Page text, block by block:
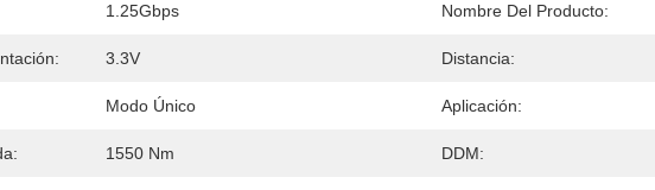
1.25Gbps Nombre Del Producto:
3.3V Distancia:
Modo Único Aplicación:
1550 Nm DDM: